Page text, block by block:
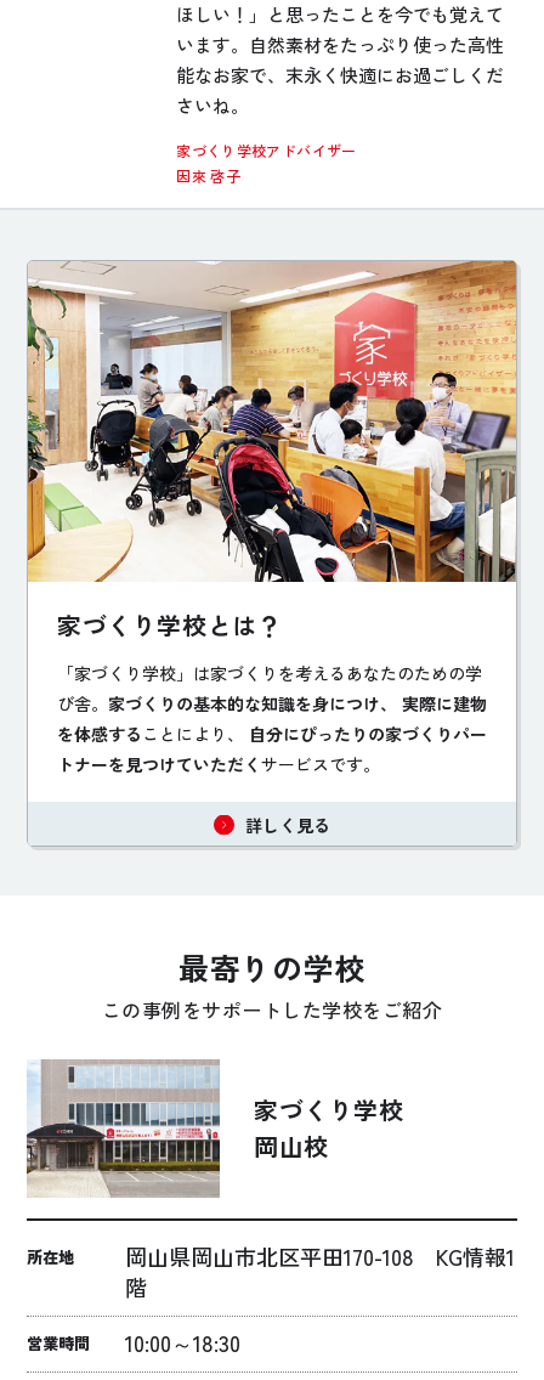
ほしい！」と思ったことを今でも覚えて
います。自然素材をたっぷり使った高性
能なお家で、末永く快適にお過ごしくだ
さいね。
家づくり学校アドバイザー
因來 啓子
家づくり学校とは？
「家づくり学校」は家づくりを考えるあなたのための学
び舎。 家づくりの基本的な知識を身につけ、 実際に建物
を体感する ことにより、 自分にぴったりの家づくりパー
トナーを見つけていただく サービスです。
詳しく見る
最寄りの学校
この事例をサポートした学校をご紹介
家づくり学校
岡山校
所在地
岡山県岡山市北区平田170-108 KG情報1
階
営業時間 10:00～18:30